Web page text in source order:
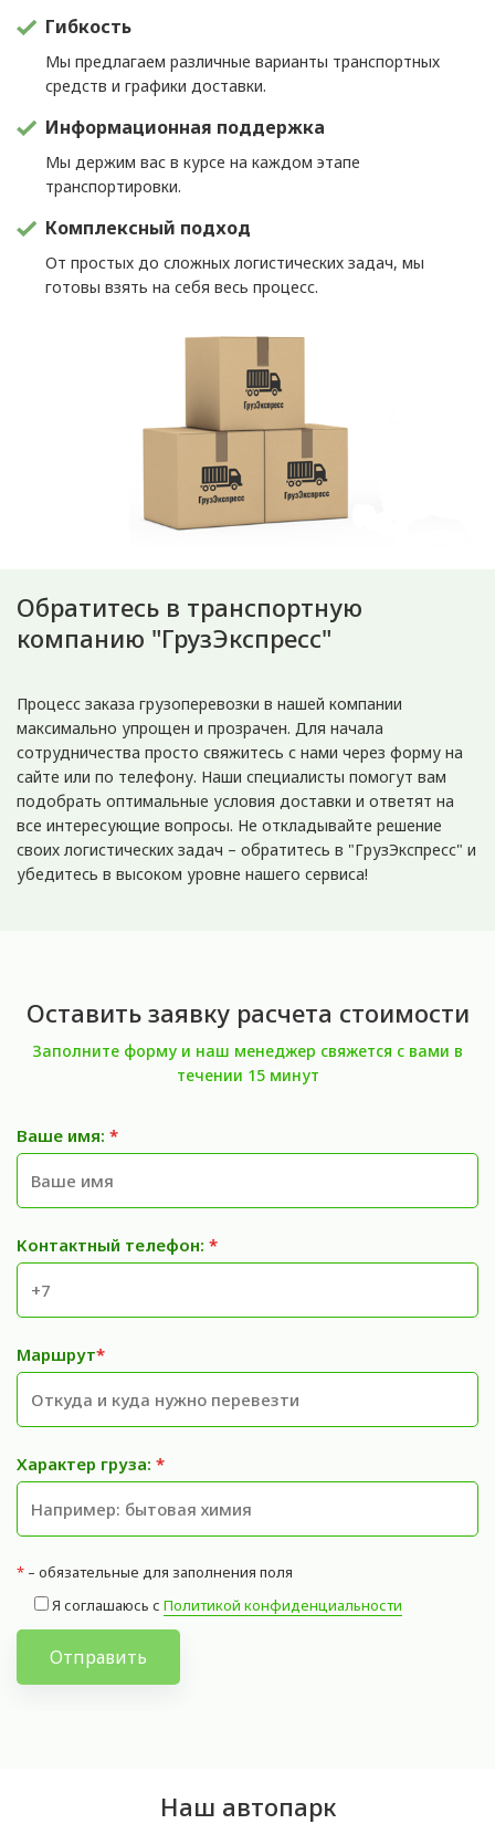
Гибкость
Мы предлагаем различные варианты транспортных
средств и графики доставки.
Информационная поддержка
Мы держим вас в курсе на каждом этапе
транспортировки.
Комплексный подход
От простых до сложных логистических задач, мы
готовы взять на себя весь процесс.
Обратитесь в транспортную
компанию "ГрузЭкспресс"
Процесс заказа грузоперевозки в нашей компании
максимально упрощен и прозрачен. Для начала
сотрудничества просто свяжитесь с нами через форму на
сайте или по телефону. Наши специалисты помогут вам
подобрать оптимальные условия доставки и ответят на
все интересующие вопросы. Не откладывайте решение
своих логистических задач – обратитесь в "ГрузЭкспресс" и
убедитесь в высоком уровне нашего сервиса!
Оставить заявку расчета стоимости
Заполните форму и наш менеджер свяжется с вами в
течении 15 минут
Ваше имя: *
Контактный телефон: *
Маршрут*
Характер груза: *
* – обязательные для заполнения поля
Я соглашаюсь с Политикой конфиденциальности
Отправить
Наш автопарк